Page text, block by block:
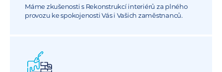
Máme zkušenosti s Rekonstrukcí interiérů za plného
provozu ke spokojenosti Vás i Vašich zaměstnanců.